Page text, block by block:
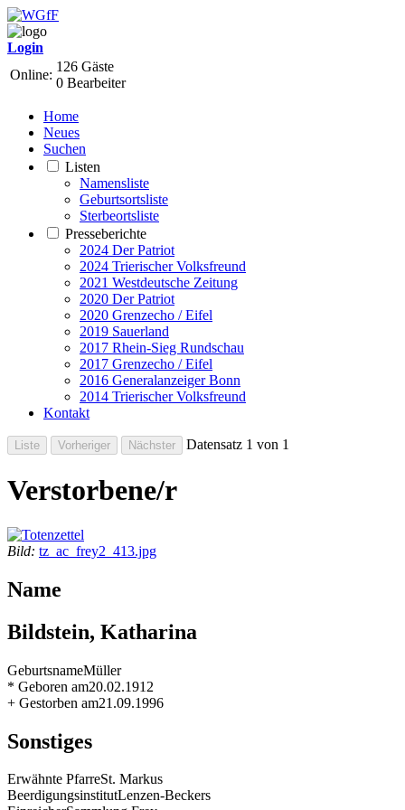
Login
Online:
126 Gäste
0 Bearbeiter
Home
Neues
Suchen
Listen
Namensliste
Geburtsortsliste
Sterbeortsliste
Presseberichte
2024 Der Patriot
2024 Trierischer Volksfreund
2021 Westdeutsche Zeitung
2020 Der Patriot
2020 Grenzecho / Eifel
2019 Sauerland
2017 Rhein-Sieg Rundschau
2017 Grenzecho / Eifel
2016 Generalanzeiger Bonn
2014 Trierischer Volksfreund
Kontakt
Datensatz 1 von 1
Verstorbene/r
Bild: tz_ac_frey2_413.jpg
Name
Bildstein, Katharina
GeburtsnameMüller
* Geboren am20.02.1912
+ Gestorben am21.09.1996
Sonstiges
Erwähnte PfarreSt. Markus
BeerdigungsinstitutLenzen-Beckers